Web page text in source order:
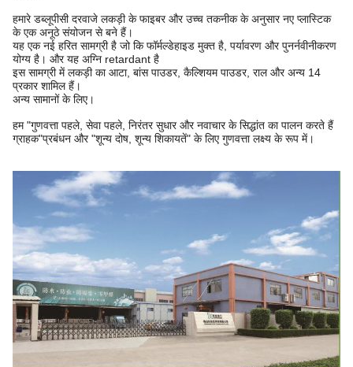
हमारे डब्लूपीसी दरवाजे लकड़ी के फाइबर और उच्च तकनीक के अनुसार नए प्लास्टिक
के एक अनूठे संयोजन से बने हैं।
यह एक नई हरित सामग्री है जो कि फॉर्मल्डेहाइड मुक्त है, पर्यावरण और पुनर्नवीनीकरण
योग्य है। और यह अग्नि retardant है
इस सामग्री में लकड़ी का आटा, बांस पाउडर, कैल्शियम पाउडर, राल और अन्य 14
प्रकार शामिल हैं।
अन्य सामानों के लिए।
हम "गुणवत्ता पहले, सेवा पहले, निरंतर सुधार और नवाचार के सिद्धांत का पालन करते हैं
ग्राहक"प्रबंधन और "शून्य दोष, शून्य शिकायतें" के लिए गुणवत्ता लक्ष्य के रूप में।